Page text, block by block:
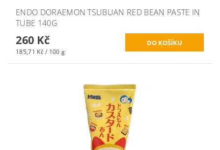
ENDO DORAEMON TSUBUAN RED BEAN PASTE IN
TUBE 140G
260 Kč
185,71 Kč / 100 g